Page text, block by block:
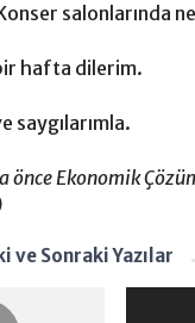
salonlarında
hafta dilerim.
saygılarımla.
önce Ekonomik
ve Sonraki Yazılar